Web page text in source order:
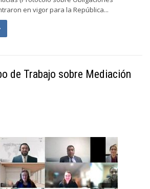
en vigor para la República...
de Trabajo sobre Mediación